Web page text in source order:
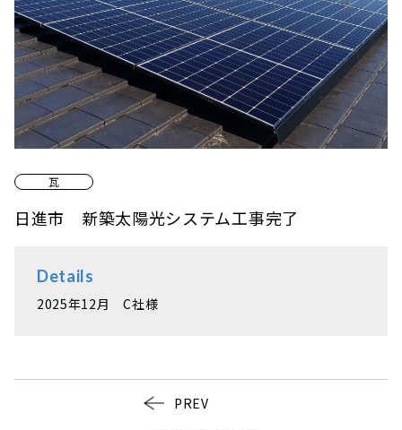
瓦
日進市 新築太陽光システム工事完了
Details
2025年12月 C社様
PREV